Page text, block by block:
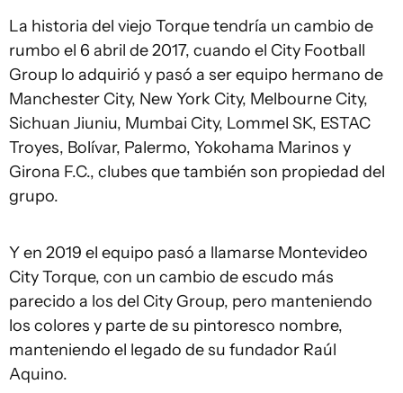
La historia del viejo Torque tendría un cambio de
rumbo el 6 abril de 2017, cuando el City Football
Group lo adquirió y pasó a ser equipo hermano de
Manchester City, New York City, Melbourne City,
Sichuan Jiuniu, Mumbai City, Lommel SK, ESTAC
Troyes, Bolívar, Palermo, Yokohama Marinos y
Girona F.C., clubes que también son propiedad del
grupo.
Y en 2019 el equipo pasó a llamarse Montevideo
City Torque, con un cambio de escudo más
parecido a los del City Group, pero manteniendo
los colores y parte de su pintoresco nombre,
manteniendo el legado de su fundador Raúl
Aquino.